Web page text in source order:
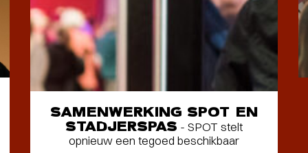
SAMENWERKING SPOT EN
STADJERSPAS - SPOT stelt
opnieuw een tegoed beschikbaar